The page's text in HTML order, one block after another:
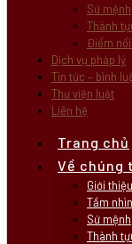
Sứ mệnh
Thành
Điểm
Dịch vụ pháp lý
Tin tức – bình
Thư viện luật
Liên hệ
Trang chủ
Về chúng
Giới thiệu
Tầm nhìn
Sứ mệnh
Thành